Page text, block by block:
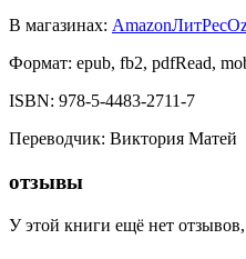
В магазинах: AmazonЛитРес
Формат: epub, fb2, pdfRead,
ISBN: 978-5-4483-2711-7
Переводчик: Виктория Матей
отзывы
У этой книги ещё нет